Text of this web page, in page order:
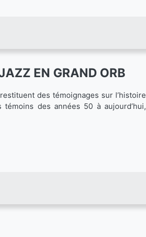
EN GRAND ORB
des témoignages sur l’histoire
des années 50 à aujourd’hui,